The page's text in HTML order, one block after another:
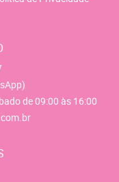
de 09:00 às 16:00